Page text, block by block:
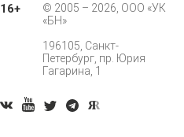
16+
© 2005 – 2026, ООО «УК
«БН»
196105, Санкт-
Петербург, пр. Юрия
Гагарина, 1